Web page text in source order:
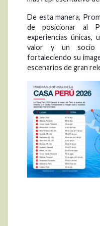
De esta manera,
de posicionar al
experiencias
valor y un socio
fortaleciendo su
escenarios de gran